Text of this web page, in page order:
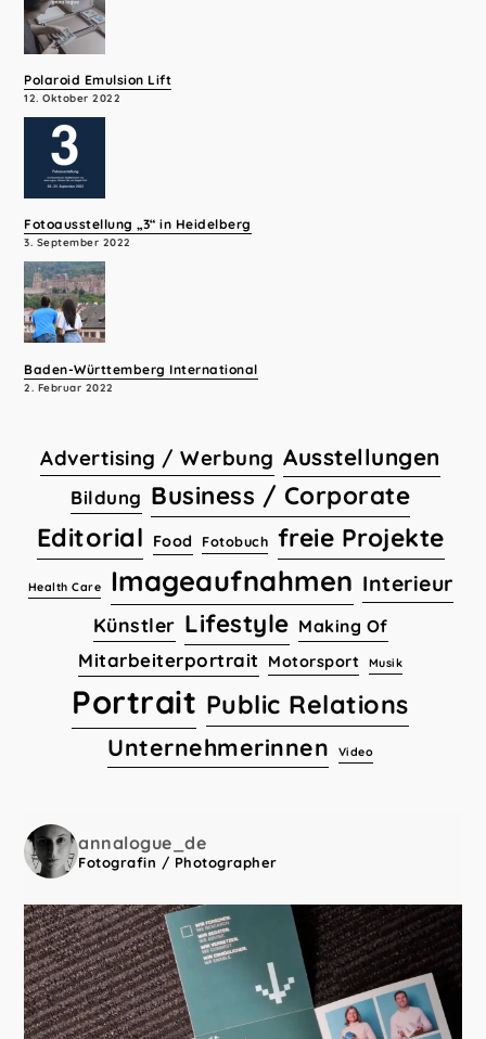
Polaroid Emulsion Lift
12. Oktober 2022
Fotoausstellung „3“ in Heidelberg
3. September 2022
Baden-Württemberg International
2. Februar 2022
Advertising / Werbung Ausstellungen
Bildung Business / Corporate
Editorial Food Fotobuch freie Projekte
Health Care Imageaufnahmen Interieur
Künstler Lifestyle Making Of
Mitarbeiterportrait Motorsport Musik
Portrait Public Relations
Unternehmerinnen Video
annalogue_de
Fotografin / Photographer